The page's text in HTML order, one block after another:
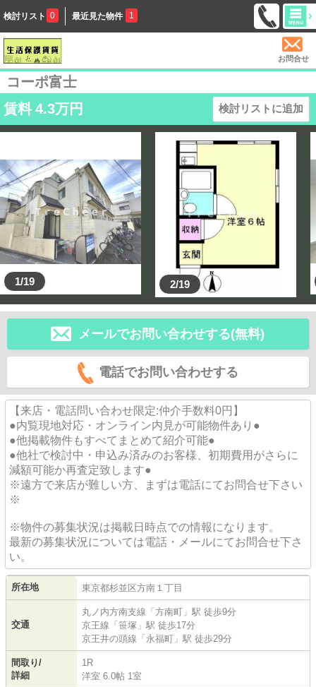
検討リスト 0 最近見た物件 1
お問合せ
コーポ富士
賃料 4.3万円 検討リストに追加
1/19 2/19
メールでお問い合わせする(無料)
電話でお問い合わせする
【来店・電話問い合わせ限定:仲介手数料0円】
●内覧現地対応・オンライン内見が可能物件あり●
●他掲載物件もすべてまとめて紹介可能●
●他社で検討中・申込み済みのお客様、初期費用がさらに
減額可能か再査定致します●
※遠方で来店が難しい方、まずは電話にてお問合せ下さい
※
※物件の募集状況は掲載日時点での情報になります。
最新の募集状況については電話・メールにてお問合せ下さ
い。
所在地 東京都杉並区方南 １丁目
交通
丸ノ内方南支線 「 方南町 」駅 徒歩9分
京王線 「 笹塚 」駅 徒歩17分
京王井の頭線 「 永福町 」駅 徒歩29分
間取り/
詳細
1R
洋室 6.0帖 1室